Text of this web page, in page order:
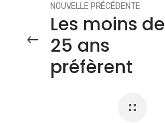
NOUVELLE PRÉCÉDENTE
Les moins de
25 ans
préfèrent
pour leurs